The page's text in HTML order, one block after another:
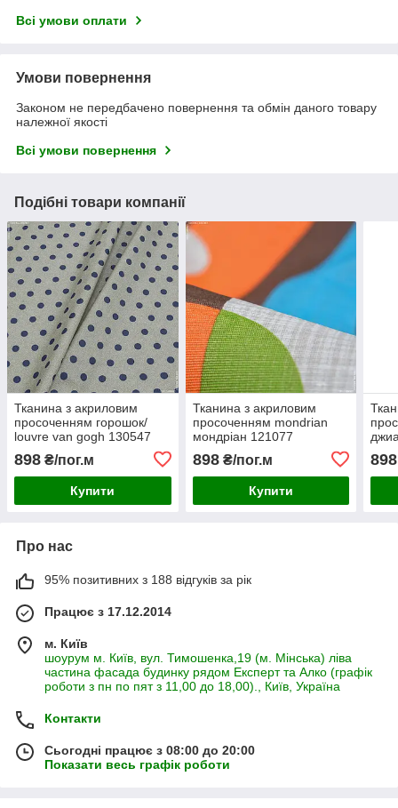
Всі умови оплати
Умови повернення
Законом не передбачено повернення та обмін даного товару
належної якості
Всі умови повернення
Подібні товари компанії
Тканина з акриловим
просоченням горошок/
louvre van gogh 130547
898 ₴/пог.м
Купити
Тканина з акриловим
просоченням mondrian
мондріан 121077
898₴/пог.м
Купити
898
Про нас
95% позитивних з 188 відгуків за рік
Працює з 17.12.2014
м. Київ
шоурум м. Київ, вул. Тимошенка,19 (м. Мінська) ліва
частина фасада будинку рядом Експерт та Алко (графік
роботи з пн по пят з 11,00 до 18,00)., Київ, Україна
Контакти
Сьогодні працює з 08:00 до 20:00
Показати весь графік роботи